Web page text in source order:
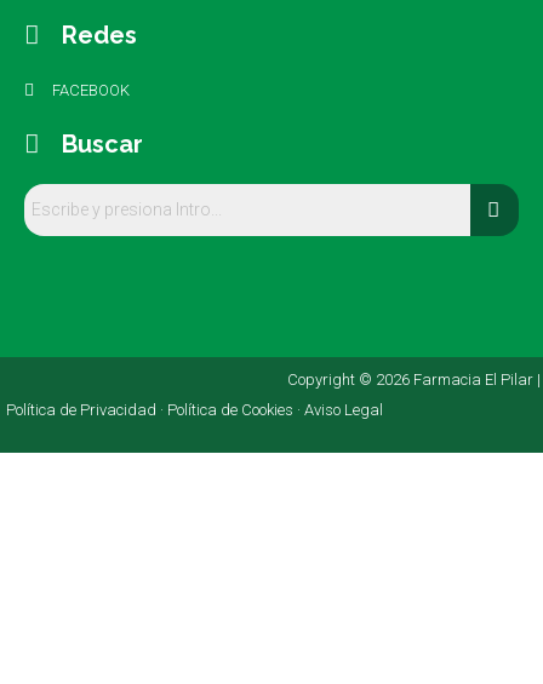
Redes
FACEBOOK
Buscar
Copyright © 2026 Farmacia El Pilar |
Política de Privacidad · Política de Cookies · Aviso Legal